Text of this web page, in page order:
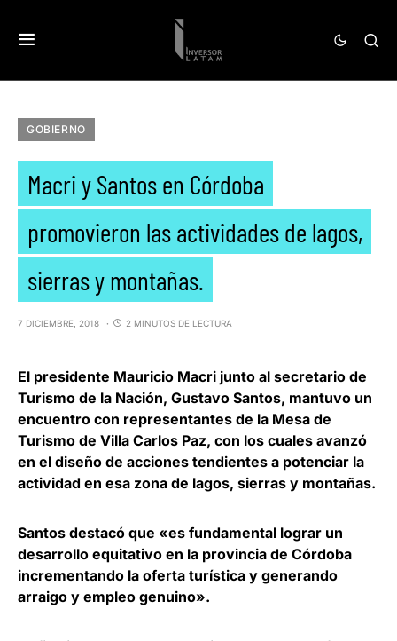
GOBIERNO
Macri y Santos en Córdoba
promovieron las actividades de lagos,
sierras y montañas.
7 DICIEMBRE, 2018 2 MINUTOS DE LECTURA
El presidente Mauricio Macri junto al secretario de
Turismo de la Nación, Gustavo Santos, mantuvo un
encuentro con representantes de la Mesa de
Turismo de Villa Carlos Paz, con los cuales avanzó
en el diseño de acciones tendientes a potenciar la
actividad en esa zona de lagos, sierras y montañas.
Santos destacó que «es fundamental lograr un
desarrollo equitativo en la provincia de Córdoba
incrementando la oferta turística y generando
arraigo y empleo genuino».